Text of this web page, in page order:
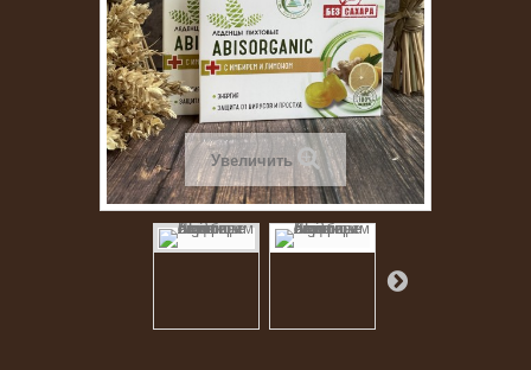
Увеличить